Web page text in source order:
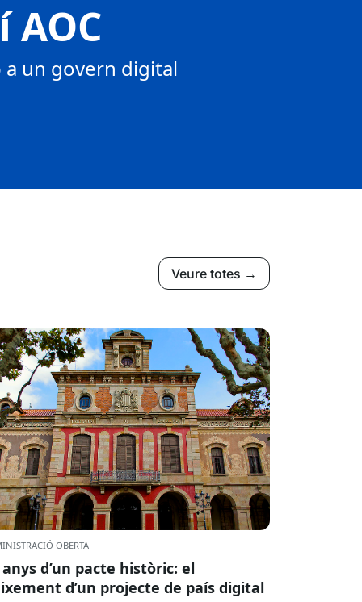
a un govern digital
Veure totes →
OBERTA
anys d’un pacte històric: el
d’un projecte de país digital